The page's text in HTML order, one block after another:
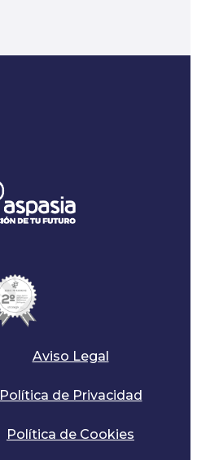
Aviso Legal
Política de Privacidad
Política de Cookies